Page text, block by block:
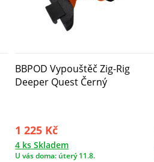
BBPOD Vypouštěč Zig-Rig
Deeper Quest Černý
1 225 Kč
4 ks Skladem
U vás doma: úterý 11.8.